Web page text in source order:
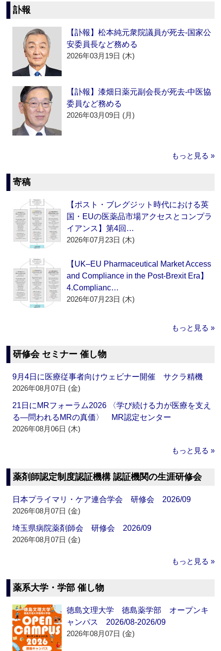
訃報
【訃報】松本純元衆院議員が死去‐国家公
安委員長など務める
2026年03月19日 (木)
【訃報】漆畑日薬元副会長が死去‐中医協
委員など務める
2026年03月09日 (月)
もっと見る »
寄稿
【ポスト・ブレグジット時代における英
国・EUの医薬品市場アクセスとコンプラ
イアンス】第4回…
2026年07月23日 (木)
【UK–EU Pharmaceutical Market Access
and Compliance in the Post-Brexit Era】
4.Complianc…
2026年07月23日 (木)
もっと見る »
研修会 セミナー 催し物
9月4日に医療従事者向けウェビナー開催 サクラ精機
2026年08月07日 (金)
21日にMRフォーラム2026 〈学び続ける力が医療を支え
る―問われるMRの真価〉 MR認定センター
2026年08月06日 (木)
もっと見る »
薬剤師認定制度認証機構 認証機関の生涯研修会
日本プライマリ・ケア連合学会 研修会 2026/09
2026年08月07日 (金)
埼玉県病院薬剤師会 研修会 2026/09
2026年08月07日 (金)
もっと見る »
薬系大学・学部 催し物
徳島文理大学 徳島薬学部 オープンキ
ャンパス 2026/08-2026/09
2026年08月07日 (金)